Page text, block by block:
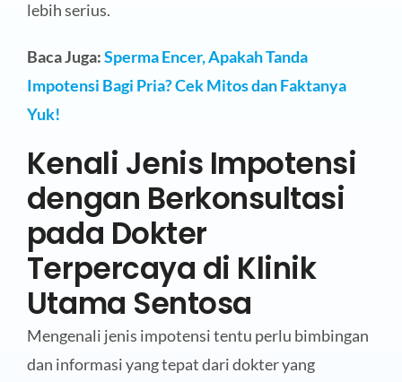
lebih serius.
Baca Juga:Sperma Encer, Apakah Tanda
Impotensi Bagi Pria? Cek Mitos dan Faktanya
Yuk!
Kenali Jenis Impotensi
dengan Berkonsultasi
pada Dokter
Terpercaya di Klinik
Utama Sentosa
Mengenali jenis impotensi tentu perlu bimbingan
dan informasi yang tepat dari dokter yang